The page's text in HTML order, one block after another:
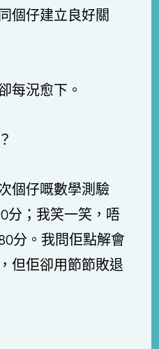
個仔建立良好關
每況愈下。
個仔嘅數學測驗
分；我笑一笑，唔
分。我問佢點解會
但佢卻用節節敗退